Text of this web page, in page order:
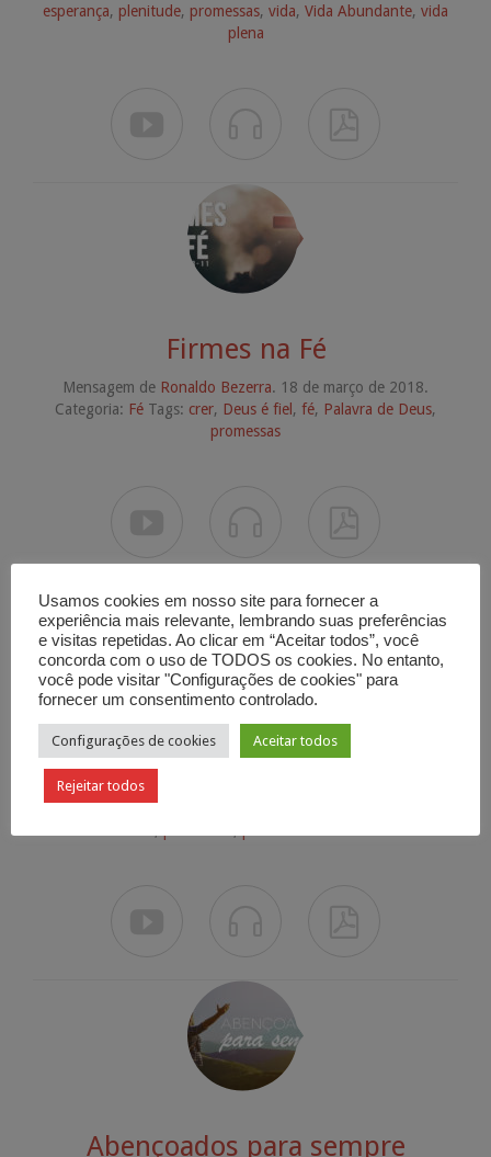
esperança, plenitude, promessas, vida, Vida Abundante, vida
plena
Firmes na Fé
Mensagem de Ronaldo Bezerra. 18 de março de 2018.
Categoria: Fé Tags: crer, Deus é fiel , fé, Palavra de Deus,
promessas
Não Tenha Medo!
Mensagem de
Categoria:FéTags:
Abençoados para sempre
Usamos cookies em nosso site para fornecer a
experiência mais relevante, lembrando suas preferências
e visitas repetidas. Ao clicar em “Aceitar todos”, você
concorda com o uso de TODOS os cookies. No entanto,
você pode visitar "Configurações de cookies" para
fornecer um consentimento controlado.
Configurações de cookies Aceitar todos
Rejeitar todos